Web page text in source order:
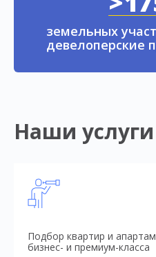
земельных
девелоперские
Наши услуги
Подбор квартир и
бизнес- и премиум-класса